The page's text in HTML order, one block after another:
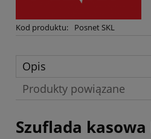
Kod produktu: Posnet SKL
Opis
Produkty powiązane
Szuflada kasowa